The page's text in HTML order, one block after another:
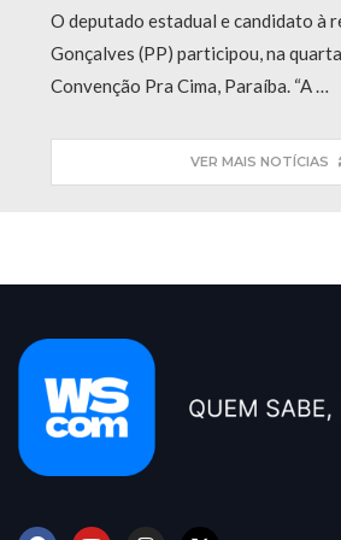
O deputado estadual e candidato à
Gonçalves (PP) participou, na
Convenção Pra Cima, Paraíba. “A …
VER MAIS NOTÍCIAS